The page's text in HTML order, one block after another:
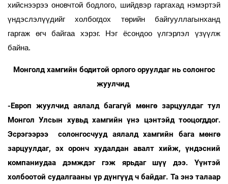
хийснээрээ оновчтой бодлого, шийдвэр гаргахад нэмэртэй
үндэслэлүүдийг холбогдох төрийн байгууллагынханд
гаргаж өгч байгаа хэрэг. Нэг ёсондоо үлгэрлэл үзүүлж
байна.
Монголд хамгийн бодитой орлого оруулдаг нь солонгос
жуулчид
-Европ жуулчид аялалд багагүй мөнгө зарцуулдаг тул
Монгол Улсын хувьд хамгийн үнэ цэнтэйд тооцогддог.
Эсрэгээрээ солонгосчууд аялалд хамгийн бага мөнгө
зарцуулдаг, эх оронч худалдан авалт хийж, үндэсний
компаниудаа дэмждэг гэж ярьдаг шүү дээ. Үүнтэй
холбоотой судалгааны үр дүнгүүд ч байдаг. Та энэ талаар